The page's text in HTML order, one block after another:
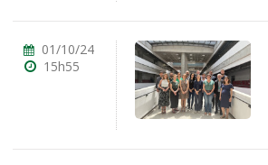
01/10/24
15h55